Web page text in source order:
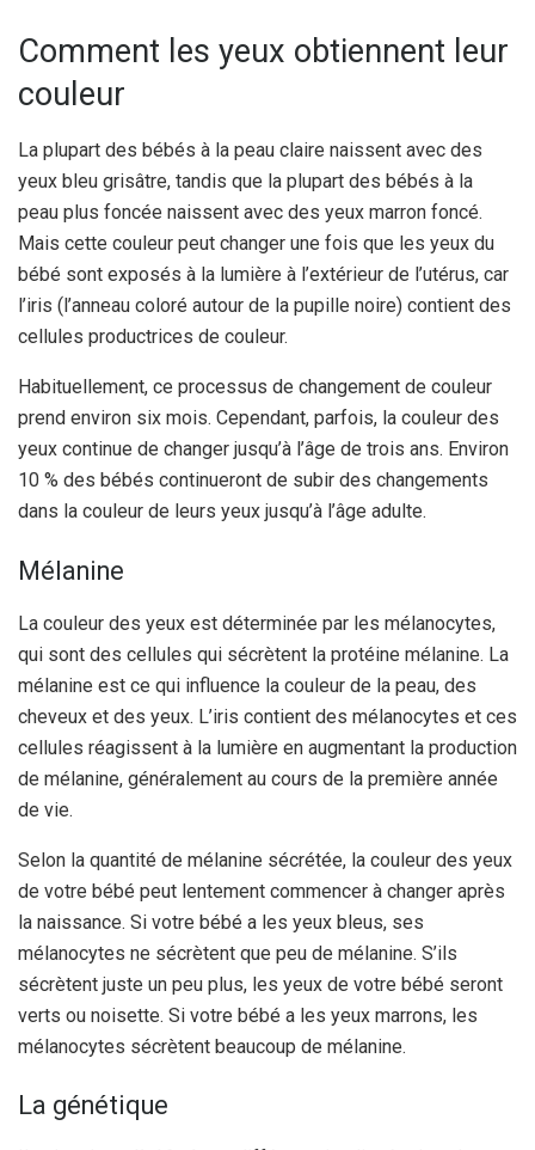
Comment les yeux obtiennent leur
couleur
La plupart des bébés à la peau claire naissent avec des
yeux bleu grisâtre, tandis que la plupart des bébés à la
peau plus foncée naissent avec des yeux marron foncé.
Mais cette couleur peut changer une fois que les yeux du
bébé sont exposés à la lumière à l’extérieur de l’utérus, car
l’iris (l’anneau coloré autour de la pupille noire) contient des
cellules productrices de couleur.
Habituellement, ce processus de changement de couleur
prend environ six mois. Cependant, parfois, la couleur des
yeux continue de changer jusqu’à l’âge de trois ans. Environ
10 % des bébés continueront de subir des changements
dans la couleur de leurs yeux jusqu’à l’âge adulte.
Mélanine
La couleur des yeux est déterminée par les mélanocytes,
qui sont des cellules qui sécrètent la protéine mélanine. La
mélanine est ce qui influence la couleur de la peau, des
cheveux et des yeux. L’iris contient des mélanocytes et ces
cellules réagissent à la lumière en augmentant la production
de mélanine, généralement au cours de la première année
de vie.
Selon la quantité de mélanine sécrétée, la couleur des yeux
de votre bébé peut lentement commencer à changer après
la naissance. Si votre bébé a les yeux bleus, ses
mélanocytes ne sécrètent que peu de mélanine. S’ils
sécrètent juste un peu plus, les yeux de votre bébé seront
verts ou noisette. Si votre bébé a les yeux marrons, les
mélanocytes sécrètent beaucoup de mélanine.
La génétique